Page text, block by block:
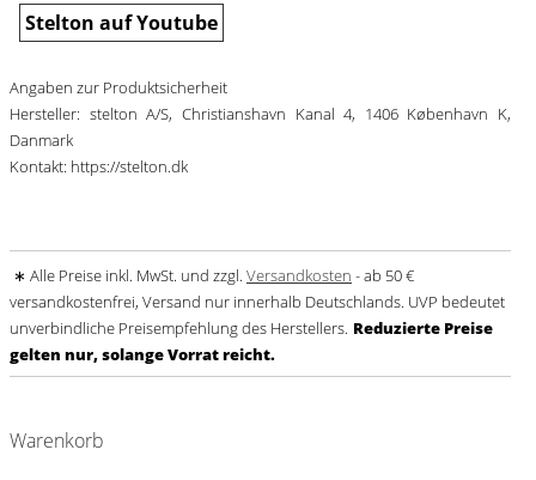
Stelton auf Youtube
Angaben zur Produktsicherheit
Hersteller: stelton A/S, Christianshavn Kanal 4, 1406 København K,
Danmark
Kontakt: https://stelton.dk
∗ Alle Preise inkl. MwSt. und zzgl. Versandkosten - ab 50 €
versandkostenfrei, Versand nur innerhalb Deutschlands. UVP bedeutet
unverbindliche Preisempfehlung des Herstellers. Reduzierte Preise
gelten nur, solange Vorrat reicht.
Warenkorb